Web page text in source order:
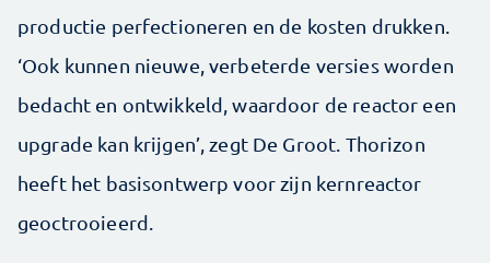
productie perfectioneren en de kosten drukken.
‘Ook kunnen nieuwe, verbeterde versies worden
bedacht en ontwikkeld, waardoor de reactor een
upgrade kan krijgen’, zegt De Groot. Thorizon
heeft het basisontwerp voor zijn kernreactor
geoctrooieerd.